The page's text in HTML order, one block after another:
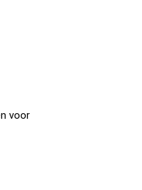
voor